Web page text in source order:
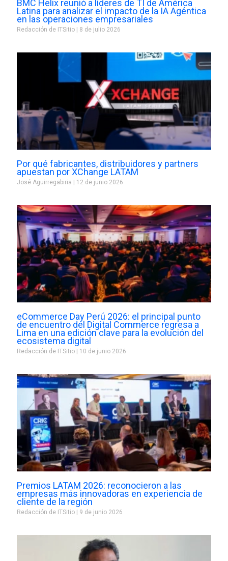
BMC Helix reunió a líderes de TI de América
Latina para analizar el impacto de la IA Agéntica
en las operaciones empresariales
Redacción de ITSitio 8 de julio 2026
Por qué fabricantes, distribuidores y partners
apuestan por XChange LATAM
José Aguirregabiria 12 de junio 2026
eCommerce Day Perú 2026: el principal punto
de encuentro del Digital Commerce regresa a
Lima en una edición clave para la evolución del
ecosistema digital
Redacción de ITSitio 10 de junio 2026
Premios LATAM 2026: reconocieron a las
empresas más innovadoras en experiencia de
cliente de la región
Redacción de ITSitio 9 de junio 2026